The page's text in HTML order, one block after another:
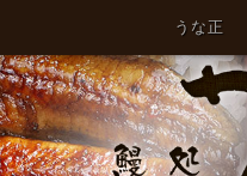
うな正